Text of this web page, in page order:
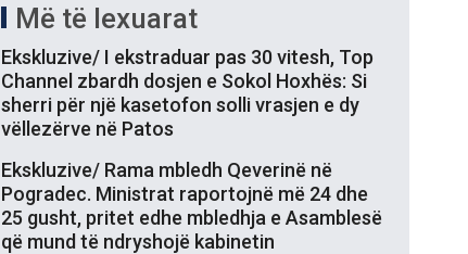
Më të lexuarat
Ekskluzive/ I ekstraduar pas 30 vitesh, Top
Channel zbardh dosjen e Sokol Hoxhës: Si
sherri për një kasetofon solli vrasjen e dy
vëllezërve në Patos
Ekskluzive/ Rama mbledh Qeverinë në
Pogradec. Ministrat raportojnë më 24 dhe
25 gusht, pritet edhe mbledhja e Asamblesë
që mund të ndryshojë kabinetin